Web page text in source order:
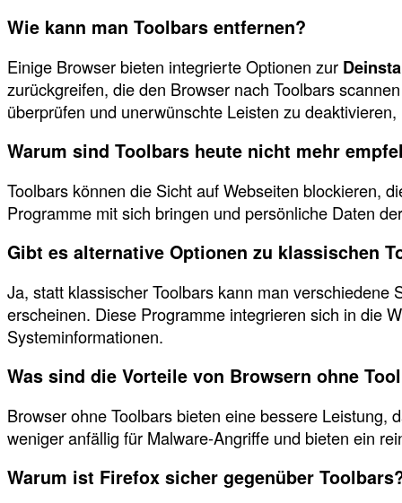
Wie kann man Toolbars entfernen?
Einige Browser bieten integrierte Optionen zur
zurückgreifen, die den Browser nach Toolbars
überprüfen und unerwünschte Leisten zu
Warum sind Toolbars heute nicht mehr
Toolbars können die Sicht auf Webseiten blockieren,
Programme mit sich bringen und persönliche Daten
Gibt es alternative Optionen zu klassischen
Ja, statt klassischer Toolbars kann man
erscheinen. Diese Programme integrieren sich in die
Systeminformationen.
Was sind die Vorteile von Browsern ohne
Browser ohne Toolbars bieten eine bessere
weniger anfällig für Malware-Angriffe und bieten ein
Warum ist Firefox sicher gegenüber